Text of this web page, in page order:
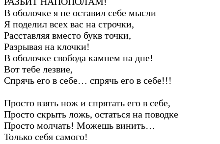
В оболочке я не оставил себе мысли
Я поделил всех вас на строчки,
Расставляя вместо букв точки,
Разрывая на клочки!
В оболочке свобода камнем на дне!
Вот тебе лезвие,
Спрячь его в себе… спрячь его в себе!!!
Просто взять нож и спрятать его в себе,
Просто скрыть ложь, остаться на поводке
Просто молчать! Можешь винить…
Только себя самого!